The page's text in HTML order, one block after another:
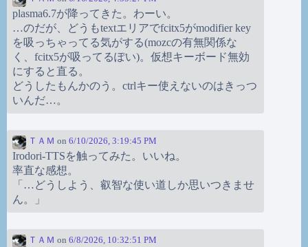
plasma6.7が降ってきた。わーい。
…のだが、どうもtextエリアでfcitx5がmodifier key
を吸っちゃってる気がする(mozcの有無関係な
く、fcitx5が吸ってるぽい)。仮想キーボード無効
にすると直る。
どうしたもんかのう。ctrlキー使えないのはきっつ
いんだ…。
ＴＡＭ on 6/10/2026, 3:19:45 PM
Irodori-TTSを触ってみた。いいね。
率直な感想。
「…どうしよう、叡智な使い道しか思いつきませ
ん。」
ＴＡＭ on 6/8/2026, 10:32:51 PM